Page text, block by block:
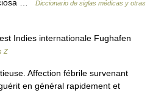
…
Diccionario de siglas médicas y otras
Indies internationale Fughafen
Z
Affection fébrile survenant
en général rapidement et